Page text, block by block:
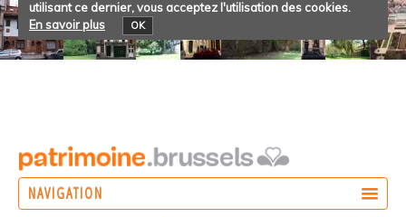
utilisant ce dernier, vous acceptez l'utilisation des cookies.
En savoir plus
OK
NAVIGATION